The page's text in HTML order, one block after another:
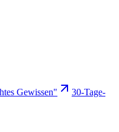
Gewissen"
30-Tage-